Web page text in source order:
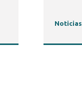
Noticias